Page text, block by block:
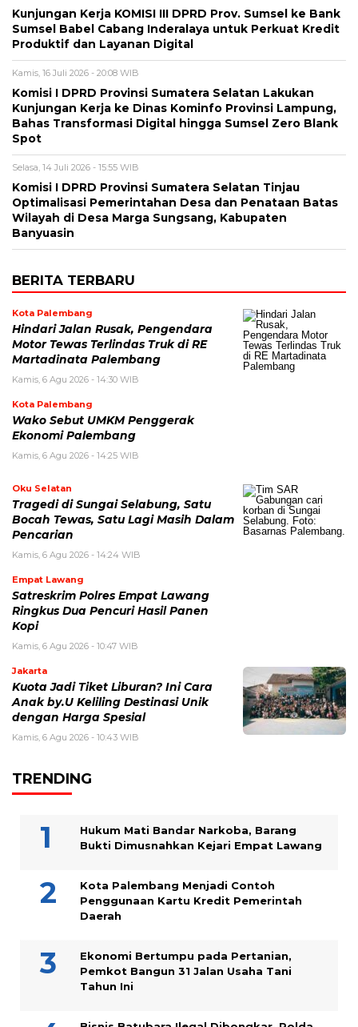
Kunjungan Kerja KOMISI III DPRD Prov. Sumsel ke Bank
Sumsel Babel Cabang Inderalaya untuk Perkuat Kredit
Produktif dan Layanan Digital
Kamis, 16 Juli 2026 - 20:08 WIB
Komisi I DPRD Provinsi Sumatera Selatan Lakukan
Kunjungan Kerja ke Dinas Kominfo Provinsi Lampung,
Bahas Transformasi Digital hingga Sumsel Zero Blank
Spot
Selasa, 14 Juli 2026 - 15:55 WIB
Komisi I DPRD Provinsi Sumatera Selatan Tinjau
Optimalisasi Pemerintahan Desa dan Penataan Batas
Wilayah di Desa Marga Sungsang, Kabupaten
Banyuasin
BERITA TERBARU
Kota Palembang
Hindari Jalan Rusak, Pengendara
Motor Tewas Terlindas Truk di RE
Martadinata Palembang
Kamis, 6 Agu 2026 - 14:30 WIB
Kota Palembang
Wako Sebut UMKM Penggerak
Ekonomi Palembang
Kamis, 6 Agu 2026 - 14:25 WIB
Oku Selatan
Tragedi di Sungai Selabung, Satu
Bocah Tewas, Satu Lagi Masih Dalam
Pencarian
Kamis, 6 Agu 2026 - 14:24 WIB
Empat Lawang
Satreskrim Polres Empat Lawang
Ringkus Dua Pencuri Hasil Panen
Kopi
Kamis, 6 Agu 2026 - 10:47 WIB
Jakarta
Kuota Jadi Tiket Liburan? Ini Cara
Anak by.U Keliling Destinasi Unik
dengan Harga Spesial
Kamis, 6 Agu 2026 - 10:43 WIB
TRENDING
Hukum Mati Bandar Narkoba, Barang
Bukti Dimusnahkan Kejari Empat Lawang
Kota Palembang Menjadi Contoh
Penggunaan Kartu Kredit Pemerintah
Daerah
Ekonomi Bertumpu pada Pertanian,
Pemkot Bangun 31 Jalan Usaha Tani
Tahun Ini